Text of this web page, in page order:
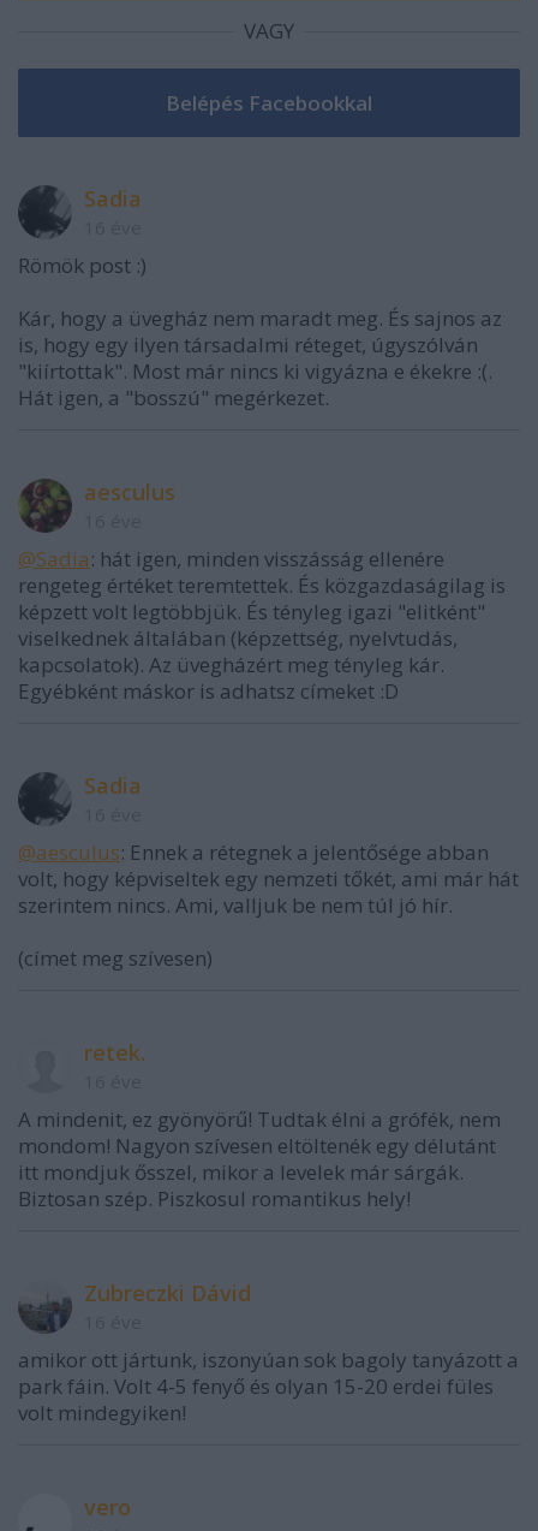
VAGY
Sadia
Römök post :)
Kár, hogy a üvegház nem maradt meg. És sajnos az
is, hogy egy ilyen társadalmi réteget, úgyszólván
"kiírtottak". Most már nincs ki vigyázna e ékekre :(.
Hát igen, a "bosszú" megérkezet.
aesculus
@Sadia: hát igen, minden visszásság ellenére
rengeteg értéket teremtettek. És közgazdaságilag is
képzett volt legtöbbjük. És tényleg igazi "elitként"
viselkednek általában (képzettség, nyelvtudás,
kapcsolatok). Az üvegházért meg tényleg kár.
Egyébként máskor is adhatsz címeket :D
Sadia
@aesculus: Ennek a rétegnek a jelentősége abban
volt, hogy képviseltek egy nemzeti tőkét, ami már hát
szerintem nincs. Ami, valljuk be nem túl jó hír.
(címet meg szívesen)
retek.
A mindenit, ez gyönyörű! Tudtak élni a grófék, nem
mondom! Nagyon szívesen eltöltenék egy délutánt
itt mondjuk ősszel, mikor a levelek már sárgák.
Biztosan szép. Piszkosul romantikus hely!
Zubreczki Dávid
amikor ott jártunk, iszonyúan sok bagoly tanyázott a
park fáin. Volt 4-5 fenyő és olyan 15-20 erdei füles
volt mindegyiken!
vero